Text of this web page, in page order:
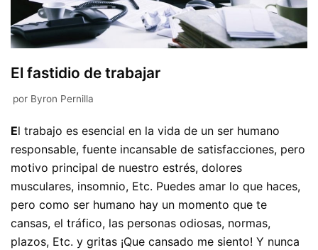
El fastidio de trabajar
por Byron Pernilla
El trabajo es esencial en la vida de un ser humano
responsable, fuente incansable de satisfacciones, pero
motivo principal de nuestro estrés, dolores
musculares, insomnio, Etc. Puedes amar lo que haces,
pero como ser humano hay un momento que te
cansas, el tráfico, las personas odiosas, normas,
plazos, Etc. y gritas ¡Que cansado me siento! Y nunca